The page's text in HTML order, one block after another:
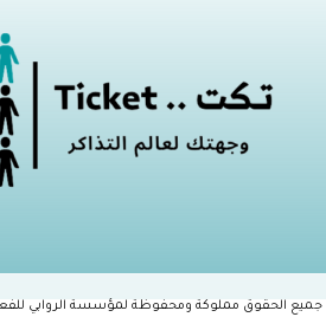
جميع الحقوق مملوكة ومحفوظة لمؤسسة الروابي للفعاليات